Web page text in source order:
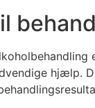
hjælp.